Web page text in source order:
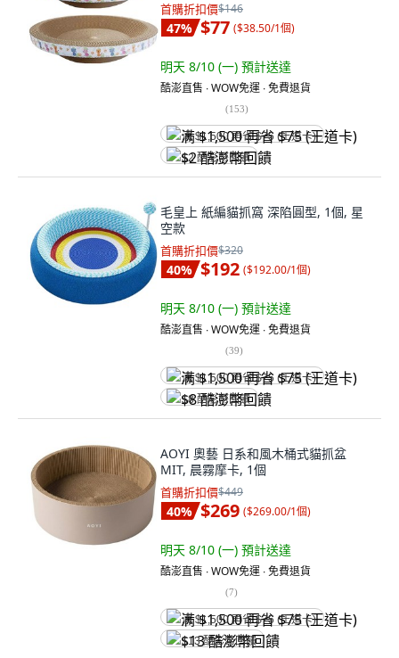
首購折扣價$146
47% $77 ($38.50/1個)
明天 8/10 (一) 預計送達
酷澎直售 ∙ WOW免運 ∙ 免費退貨
(153)
满 $1,500 再省 $75 (王道卡)
$2 酷澎幣回饋
毛皇上 紙編貓抓窩 深陷圓型, 1個, 星
空款
首購折扣價$320
40% $192 ($192.00/1個)
明天 8/10 (一) 預計送達
酷澎直售 ∙ WOW免運 ∙ 免費退貨
(39)
满 $1,500 再省 $75 (王道卡)
$8 酷澎幣回饋
AOYI 奧藝 日系和風木桶式貓抓盆
MIT, 晨霧摩卡, 1個
首購折扣價$449
40% $269 ($269.00/1個)
明天 8/10 (一) 預計送達
酷澎直售 ∙ WOW免運 ∙ 免費退貨
(7)
满 $1,500 再省 $75 (王道卡)
$13 酷澎幣回饋